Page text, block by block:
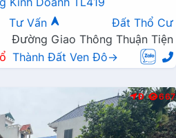
Tư Vấn
Đất Thổ Cư
Đường Giao Thông Thuận Tiện
Thành Đất Ven Đô→
Đ 667